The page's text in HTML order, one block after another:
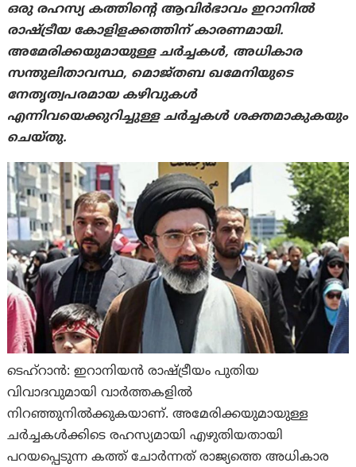
ഒരു രഹസ്യ കത്തിന്റെ ആവിർഭാവം ഇറാനിൽ
രാഷ്ട്രീയ കോളിളക്കത്തിന് കാരണമായി.
അമേരിക്കയുമായുള്ള ചർച്ചകൾ, അധികാര
സന്തുലിതാവസ്ഥ, മൊജ്തബ ഖമേനിയുടെ
നേതൃത്വപരമായ കഴിവുകൾ
എന്നിവയെക്കുറിച്ചുള്ള ചർച്ചകൾ ശക്തമാകുകയും
ചെയ്തു.
ടെഹ്‌റാന്‍: ഇറാനിയൻ രാഷ്ട്രീയം പുതിയ
വിവാദവുമായി വാർത്തകളിൽ
നിറഞ്ഞുനിൽക്കുകയാണ്. അമേരിക്കയുമായുള്ള
ചർച്ചകൾക്കിടെ രഹസ്യമായി എഴുതിയതായി
പറയപ്പെടുന്ന കത്ത് ചോർന്നത് രാജ്യത്തെ അധികാര